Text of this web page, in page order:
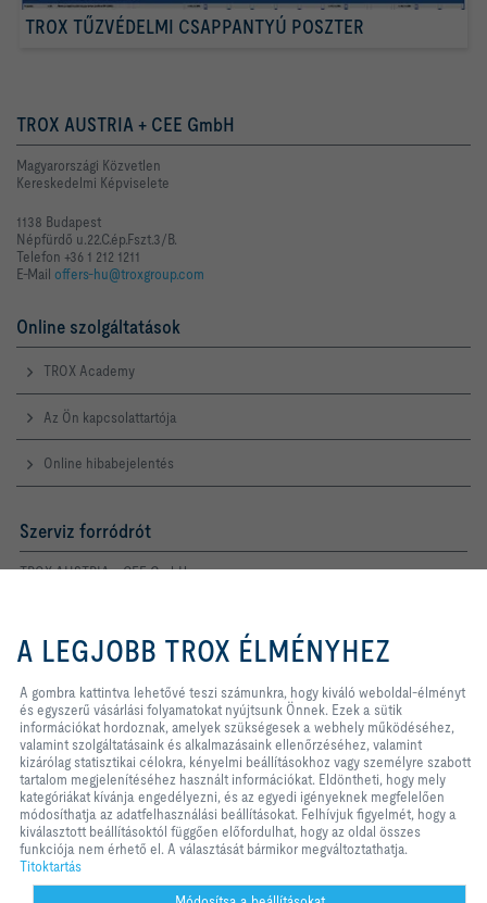
TROX TŰZVÉDELMI CSAPPANTYÚ POSZTER
TROX AUSTRIA + CEE GmbH
Magyarországi Közvetlen
Kereskedelmi Képviselete
1138 Budapest
Népfürdő u.22.C.ép.Fszt.3/B.
Telefon +36 1 212 1211
E-Mail offers-hu@troxgroup.com
Online szolgáltatások
TROX Academy
Az Ön kapcsolattartója
Online hibabejelentés
Szerviz forródrót
TROX AUSTRIA + CEE GmbH
Telefon +36 1 212 1211
Kapcsolat
A TROX A KÖZÖSSÉGI MÉDIÁBAN
Kezdőlap Kapcsolat Impresszum
Szállítási és fizetési feltételek
Titoktartás
Jogi nyilatkozat 2026 © TROX AUSTRIA + CEE GmbH
számunkra, hogy kiváló weboldal-
élményt és egyszerű vásárlási
Ezek a sütik információkat
hordoznak, amelyek szükségesek a
webhely működéséhez, valamint
szolgáltatásaink és alkalmazásaink
ellenőrzéséhez, valamint kizárólag
statisztikai célokra, kényelmi
beállításokhoz vagy személyre
szabott tartalom megjelenítéséhez
használt információkat. Eldöntheti,
hogy mely kategóriákat kívánja
igényeknek megfelelően
A LEGJOBB TROX ÉLMÉNYHEZ
A gombra kattintva lehetővé teszi számunkra, hogy kiváló weboldal-élményt
és egyszerű vásárlási folyamatokat nyújtsunk Önnek. Ezek a sütik
információkat hordoznak, amelyek szükségesek a webhely működéséhez,
valamint szolgáltatásaink és alkalmazásaink ellenőrzéséhez, valamint
kizárólag statisztikai célokra, kényelmi beállításokhoz vagy személyre szabott
tartalom megjelenítéséhez használt információkat. Eldöntheti, hogy mely
kategóriákat kívánja engedélyezni, és az egyedi igényeknek megfelelően
módosíthatja az adatfelhasználási beállításokat. Felhívjuk figyelmét, hogy a
kiválasztott beállításoktól függően előfordulhat, hogy az oldal összes
funkciója nem érhető el. A választását bármikor megváltoztathatja.
Titoktartás